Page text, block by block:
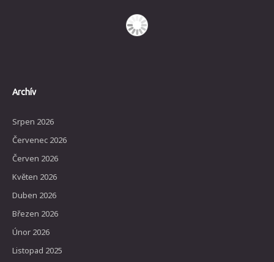
Archív
Srpen 2026
Červenec 2026
Červen 2026
Květen 2026
Duben 2026
Březen 2026
Únor 2026
Listopad 2025